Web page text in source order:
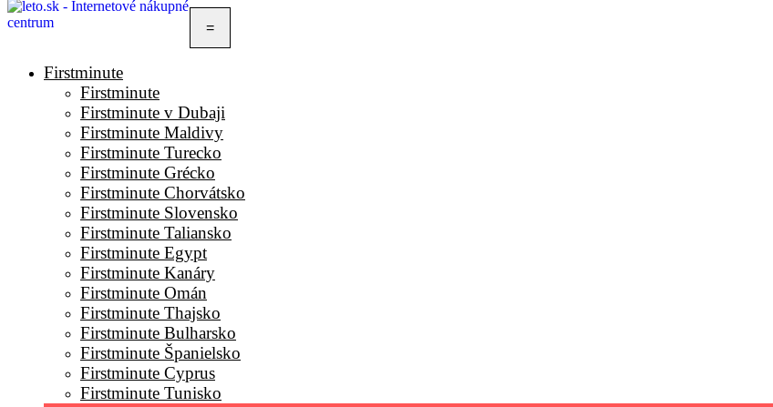
=
Firstminute
Firstminute
Firstminute v Dubaji
Firstminute Maldivy
Firstminute Turecko
Firstminute Grécko
Firstminute Chorvátsko
Firstminute Slovensko
Firstminute Taliansko
Firstminute Egypt
Firstminute Kanáry
Firstminute Omán
Firstminute Thajsko
Firstminute Bulharsko
Firstminute Španielsko
Firstminute Cyprus
Firstminute Tunisko